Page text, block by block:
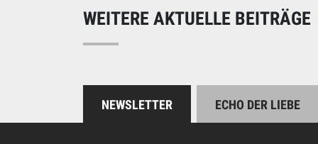
WEITERE AKTUELLE BEITRÄGE
NEWSLETTER ECHO DER LIEBE